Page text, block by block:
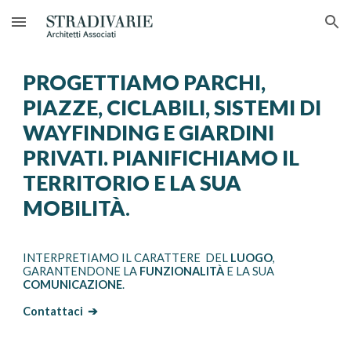
Skip to main content Skip to navigation
PROGETTIAMO PARCHI,
PIAZZE, CICLABILI, SISTEMI DI
WAYFINDING E GIARDINI
PRIVATI. PIANIFICHIAMO IL
TERRITORIO E LA SUA
MOBILITÀ.
INTERPRETIAMO IL CARATTERE DEL LUOGO,
GARANTENDONE LA FUNZIONALITÀ E LA SUA
COMUNICAZIONE.
Contattaci ➔